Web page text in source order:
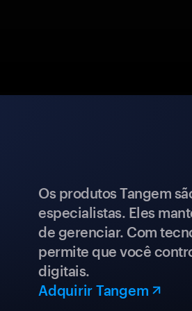
Os produtos Tangem
especialistas. Eles
de gerenciar. Com
permite que você
digitais.
Adquirir Tangem